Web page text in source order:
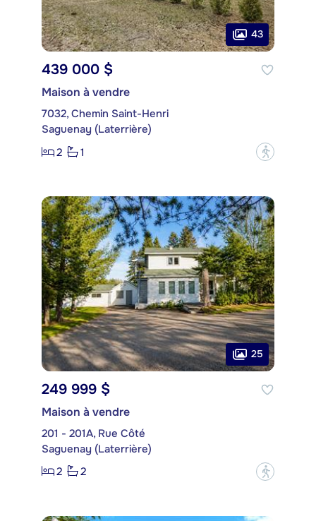
43
439 000 $
Maison à vendre
7032, Chemin Saint-Henri
Saguenay (Laterrière)
2
1 ?
25
249 999 $
Maison à vendre
201 - 201A, Rue Côté
Saguenay (Laterrière)
2
2 ?